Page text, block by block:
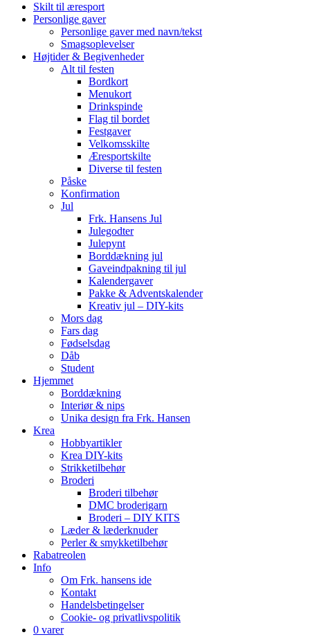
Skilt til æresport
Personlige gaver
Personlige gaver med navn/tekst
Smagsoplevelser
Højtider & Begivenheder
Alt til festen
Bordkort
Menukort
Drinkspinde
Flag til bordet
Festgaver
Velkomsskilte
Æresportskilte
Diverse til festen
Påske
Konfirmation
Jul
Frk. Hansens Jul
Julegodter
Julepynt
Borddækning jul
Gaveindpakning til jul
Kalendergaver
Pakke & Adventskalender
Kreativ jul – DIY-kits
Mors dag
Fars dag
Fødselsdag
Dåb
Student
Hjemmet
Borddækning
Interiør & nips
Unika design fra Frk. Hansen
Krea
Hobbyartikler
Krea DIY-kits
Strikketilbehør
Broderi
Broderi tilbehør
DMC broderigarn
Broderi – DIY KITS
Læder & læderknuder
Perler & smykketilbehør
Rabatreolen
Info
Om Frk. hansens ide
Kontakt
Handelsbetingelser
Cookie- og privatlivspolitik
0 varer